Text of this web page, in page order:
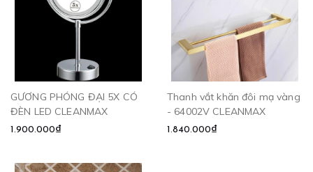
GƯƠNG PHÓNG ĐẠI 5X CÓ
ĐÈN LED CLEANMAX
1.900.000₫
Thanh vắt khăn đôi mạ vàng
- 64002V CLEANMAX
1.840.000₫